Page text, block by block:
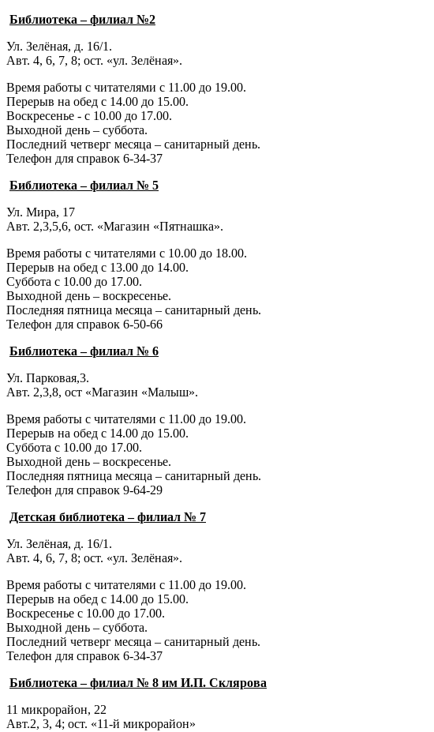
Библиотека – филиал №2
Ул. Зелёная, д. 16/1.
Авт. 4, 6, 7, 8; ост. «ул. Зелёная».
Время работы с читателями с 11.00 до 19.00.
Перерыв на обед с 14.00 до 15.00.
Воскресенье - с 10.00 до 17.00.
Выходной день – суббота.
Последний четверг месяца – санитарный день.
Телефон для справок 6-34-37
Библиотека – филиал № 5
Ул. Мира, 17
Авт. 2,3,5,6, ост. «Магазин «Пятнашка».
Время работы с читателями с 10.00 до 18.00.
Перерыв на обед с 13.00 до 14.00.
Суббота с 10.00 до 17.00.
Выходной день – воскресенье.
Последняя пятница месяца – санитарный день.
Телефон для справок 6-50-66
Библиотека – филиал № 6
Ул. Парковая,3.
Авт. 2,3,8, ост «Магазин «Малыш».
Время работы с читателями с 11.00 до 19.00.
Перерыв на обед с 14.00 до 15.00.
Суббота с 10.00 до 17.00.
Выходной день – воскресенье.
Последняя пятница месяца – санитарный день.
Телефон для справок 9-64-29
Детская библиотека – филиал № 7
Ул. Зелёная, д. 16/1.
Авт. 4, 6, 7, 8; ост. «ул. Зелёная».
Время работы с читателями с 11.00 до 19.00.
Перерыв на обед с 14.00 до 15.00.
Воскресенье с 10.00 до 17.00.
Выходной день – суббота.
Последний четверг месяца – санитарный день.
Телефон для справок 6-34-37
Библиотека – филиал № 8 им И.П. Склярова
11 микрорайон, 22
Авт.2, 3, 4; ост. «11-й микрорайон»